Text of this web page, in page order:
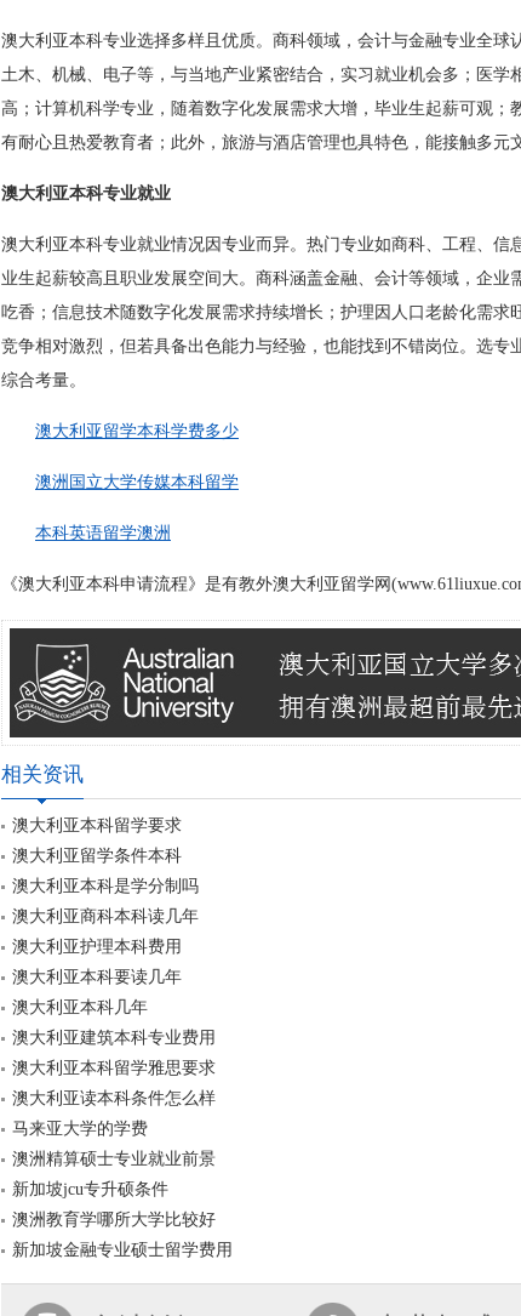
澳大利亚本科专业选择多样且优质。商科领域，会计与金融专业全球
土木、机械、电子等，与当地产业紧密结合，实习就业机会多；医学
高；计算机科学专业，随着数字化发展需求大增，毕业生起薪可观；
有耐心且热爱教育者；此外，旅游与酒店管理也具特色，能接触多元
澳大利亚本科专业就业
澳大利亚本科专业就业情况因专业而异。热门专业如商科、工程、信
业生起薪较高且职业发展空间大。商科涵盖金融、会计等领域，企业
吃香；信息技术随数字化发展需求持续增长；护理因人口老龄化需求
竞争相对激烈，但若具备出色能力与经验，也能找到不错岗位。选专
综合考量。
澳大利亚留学本科学费多少
澳洲国立大学传媒本科留学
本科英语留学澳洲
《澳大利亚本科申请流程》是有教外澳大利亚留学网
相关资讯
澳大利亚本科留学要求
澳大利亚留学条件本科
澳大利亚本科是学分制吗
澳大利亚商科本科读几年
澳大利亚护理本科费用
澳大利亚本科要读几年
澳大利亚本科几年
澳大利亚建筑本科专业费用
澳大利亚本科留学雅思要求
澳大利亚读本科条件怎么样
马来亚大学的学费
澳洲精算硕士专业就业前景
新加坡jcu专升硕条件
澳洲教育学哪所大学比较好
新加坡金融专业硕士留学费用